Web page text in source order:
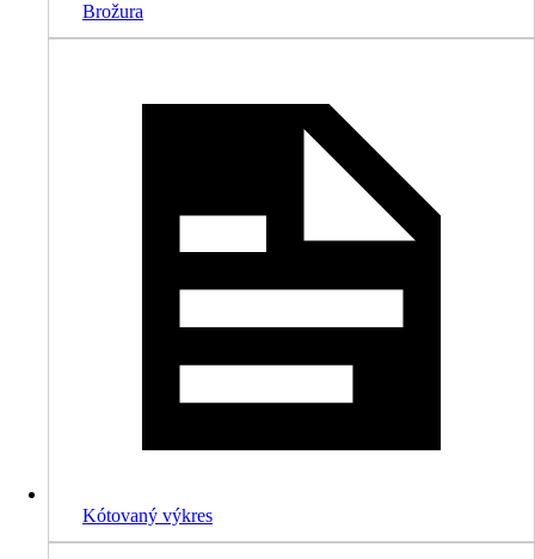
Brožura
Kótovaný výkres